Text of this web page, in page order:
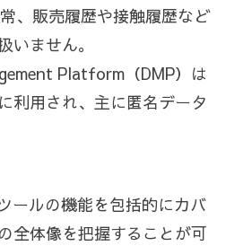
、販売履歴や接触履歴など
いません。
Platform（DMP）は
利用され、主に匿名データ
ールの機能を包括的にカバ
全体像を把握することが可